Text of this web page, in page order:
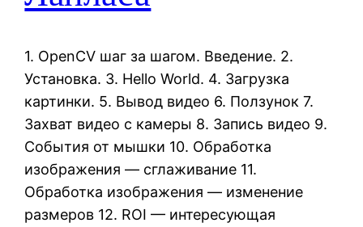
1. OpenCV шаг за шагом. Введение. 2.
Установка. 3. Hello World. 4. Загрузка
картинки. 5. Вывод видео 6. Ползунок 7.
Захват видео с камеры 8. Запись видео 9.
События от мышки 10. Обработка
изображения — сглаживание 11.
Обработка изображения — изменение
размеров 12. ROI — интересующая